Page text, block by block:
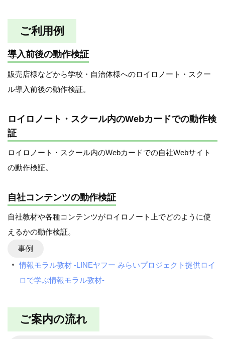
ご利用例
導入前後の動作検証
販売店様などから学校・自治体様へのロイロノート・スクー
ル導入前後の動作検証。
ロイロノート・スクール内のWebカードでの動作検
証
ロイロノート・スクール内のWebカードでの自社Webサイト
の動作検証。
自社コンテンツの動作検証
自社教材や各種コンテンツがロイロノート上でどのように使
えるかの動作検証。
事例
情報モラル教材 -LINEヤフー みらいプロジェクト提供ロイ
ロで学ぶ情報モラル教材-
ご案内の流れ